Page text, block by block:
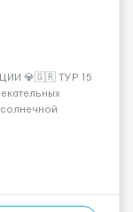
💎🇬🇷 ТУР 15
🔹